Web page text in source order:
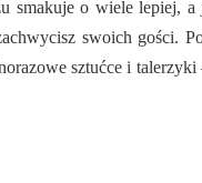
smakuje o wiele lepiej,
swoich gości.
sztućce i